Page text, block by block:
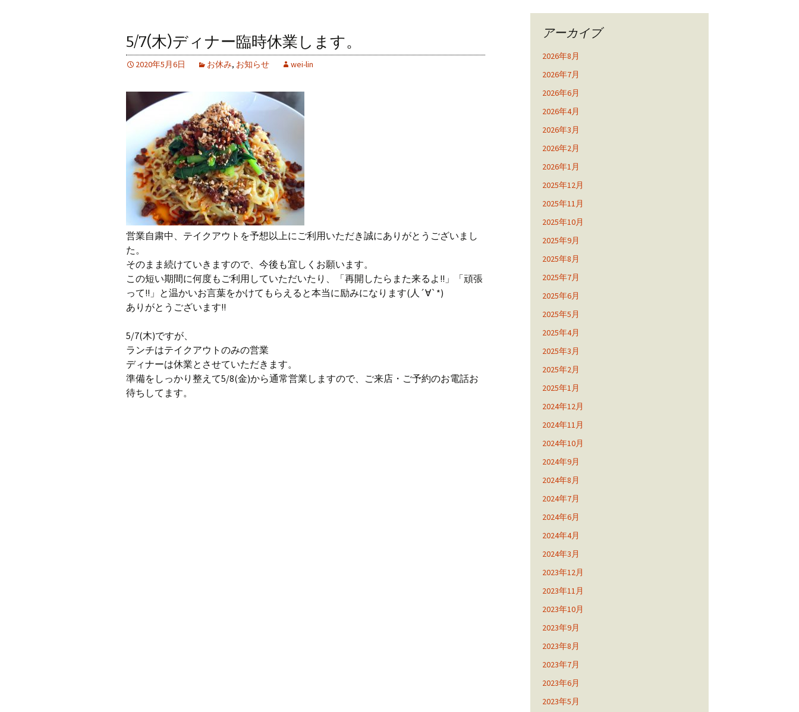
5/7(木)ディナー臨時休業します。
2020年5月6日 お休み, お知らせ wei-lin
営業自粛中、テイクアウトを予想以上にご利用いただき誠にありがとうございまし
た。
そのまま続けていきますので、今後も宜しくお願います。
この短い期間に何度もご利用していただいたり、「再開したらまた来るよ!!」「頑張
って!!」と温かいお言葉をかけてもらえると本当に励みになります(人´∀`*)
ありがとうございます!!
5/7(木)ですが、
ランチはテイクアウトのみの営業
ディナーは休業とさせていただきます。
準備をしっかり整えて5/8(金)から通常営業しますので、ご来店・ご予約のお電話お
待ちしてます。
アーカイブ
2026年8月
2026年7月
2026年6月
2026年4月
2026年3月
2026年2月
2026年1月
2025年12月
2025年11月
2025年10月
2025年9月
2025年8月
2025年7月
2025年6月
2025年5月
2025年4月
2025年3月
2025年2月
2025年1月
2024年12月
2024年11月
2024年10月
2024年9月
2024年8月
2024年7月
2024年6月
2024年4月
2024年3月
2023年12月
2023年11月
2023年10月
2023年9月
2023年8月
2023年7月
2023年6月
2023年5月